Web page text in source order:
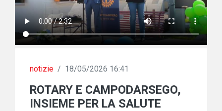
notizie / 18/05/2026 16:41
ROTARY E CAMPODARSEGO,
INSIEME PER LA SALUTE